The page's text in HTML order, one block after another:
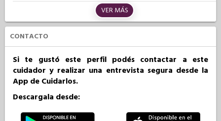
VER MÁS
CONTACTO
Si te gustó este perfil podés contactar a este
cuidador y realizar una entrevista segura desde la
App de Cuidarlos.
Descargala desde: